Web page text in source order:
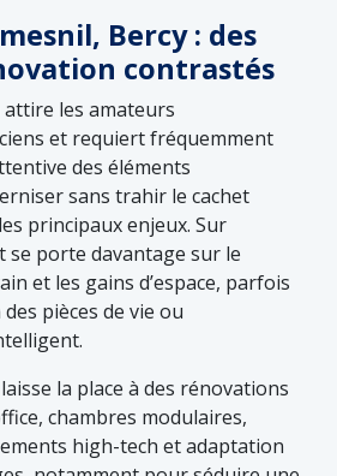
Bercy : des
contrastés
attire les amateurs
et requiert fréquemment
des éléments
sans trahir le cachet
principaux enjeux. Sur
se porte davantage sur le
et les gains d’espace, parfois
pièces de vie ou
la place à des rénovations
chambres modulaires,
high-tech et adaptation